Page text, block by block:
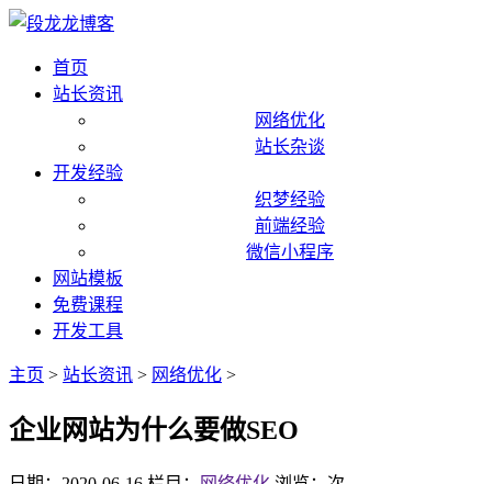
首页
站长资讯
网络优化
站长杂谈
开发经验
织梦经验
前端经验
微信小程序
网站模板
免费课程
开发工具
主页 > 站长资讯 > 网络优化 >
企业网站为什么要做SEO